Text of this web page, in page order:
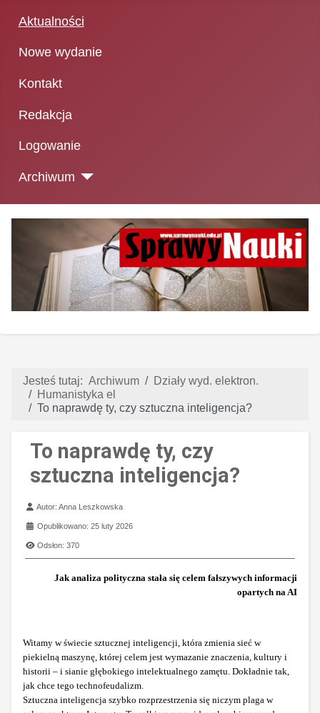
Aktualności
Nowe wydanie
Kontakt
Redakcja
Logowanie
Archiwum
Jesteś tutaj: Archiwum
Działy wyd. elektron.
Humanistyka el
To naprawdę ty, czy sztuczna inteligencja?
To naprawdę ty, czy
sztuczna inteligencja?
Szczegóły
Autor:Anna Leszkowska
Opublikowano: 25 luty 2026
Odsłon: 370
Jak analiza polityczna stała się celem fałszywych informacji
opartych na AI
Witamy w świecie sztucznej inteligencji, która zmienia sieć w
piekielną maszynę, której celem jest wymazanie znaczenia, kultury i
historii – i sianie głębokiego intelektualnego zamętu. Dokładnie tak,
jak chce tego technofeudalizm.
Sztuczna inteligencja szybko rozprzestrzenia się niczym plaga w